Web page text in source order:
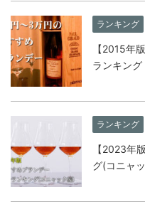
ランキング
【2015年
ランキング
ランキング
【2023年
グ(コニャ